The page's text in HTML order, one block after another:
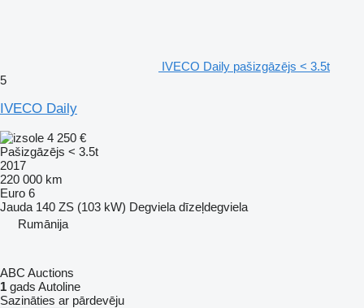
IVECO Daily pašizgāzējs < 3.5t
5
IVECO Daily
4 250 €
Pašizgāzējs < 3.5t
2017
220 000 km
Euro 6
Jauda 140 ZS (103 kW) Degviela dīzeļdegviela
Rumānija
ABC Auctions
1 gads Autoline
Sazināties ar pārdevēju